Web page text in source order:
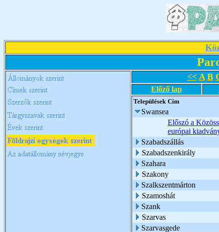
<< A B
Előző lap
Települések Cím
Swansea
Előszó a
európai
Szabadszállás
Szabadszenkirály
Szahara
Szakony
Szalkszentmárton
Szamoshát
Szank
Szarvas
Szarvasgede